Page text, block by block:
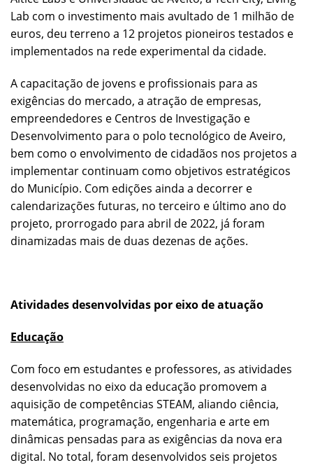
Lab com o investimento mais avultado de 1 milhão de
euros, deu terreno a 12 projetos pioneiros testados e
implementados na rede experimental da cidade.
A capacitação de jovens e profissionais para as
exigências do mercado, a atração de empresas,
empreendedores e Centros de Investigação e
Desenvolvimento para o polo tecnológico de Aveiro,
bem como o envolvimento de cidadãos nos projetos a
implementar continuam como objetivos estratégicos
do Município. Com edições ainda a decorrer e
calendarizações futuras, no terceiro e último ano do
projeto, prorrogado para abril de 2022, já foram
dinamizadas mais de duas dezenas de ações.
Atividades desenvolvidas por eixo de atuação
Educação
Com foco em estudantes e professores, as atividades
desenvolvidas no eixo da educação promovem a
aquisição de competências STEAM, aliando ciência,
matemática, programação, engenharia e arte em
dinâmicas pensadas para as exigências da nova era
digital. No total, foram desenvolvidos seis projetos